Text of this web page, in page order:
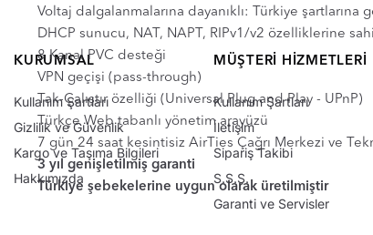
Voltaj dalgalanmalarına dayanıklı: Türkiye
DHCP sunucu, NAT, NAPT, RIPv1/v2 özelliklerine
8 Kanal PVC desteği
VPN geçişi (pass-through)
Tak-Çalıştır özelliği (Universal Plug and Play - UPnP)
Türkçe Web tabanlı yönetim arayüzü
7 gün 24 saat kesintisiz AirTies Çağrı Merkezi ve
3 yıl genişletilmiş garanti
Türkiye şebekelerine uygun olarak üretilmiştir
KURUMSAL
Kullanım Şartları
Gizlilik ve Güvenlik
Kargo ve Taşıma Bilgileri
Hakkımızda
MÜŞTERI HIZMETLERI
Kullanım Şartları
İletişim
Sipariş Takibi
S.S.S.
Garanti ve Servisler